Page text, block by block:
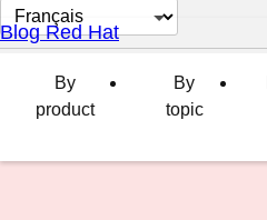
Changer
la
langue
Blog Red Hat
By
product
By
topic